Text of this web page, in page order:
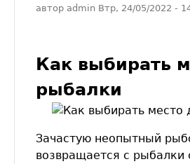
автор admin Втр, 24/05/2022 -
Как выбирать
рыбалки
Зачастую неопытный
возвращается с рыбалки